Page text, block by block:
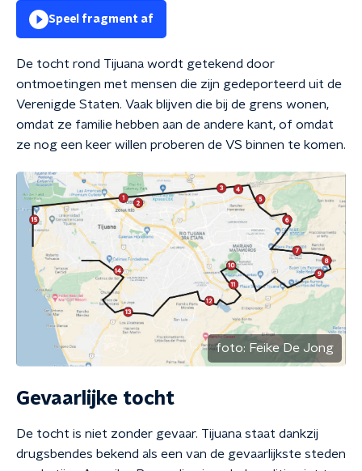
Speel fragment af
De tocht rond Tijuana wordt getekend door
ontmoetingen met mensen die zijn gedeporteerd uit de
Verenigde Staten. Vaak blijven die bij de grens wonen,
omdat ze familie hebben aan de andere kant, of omdat
ze nog een keer willen proberen de VS binnen te komen.
foto: Feike De Jong
Gevaarlijke tocht
De tocht is niet zonder gevaar. Tijuana staat dankzij
drugsbendes bekend als een van de gevaarlijkste steden